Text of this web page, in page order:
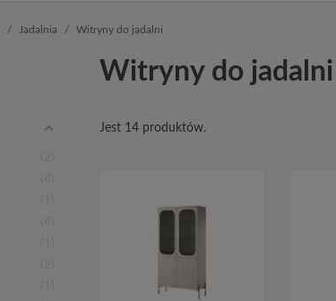
Jadalnia Witryny do jadalni
Witryny do jadalni
Jest 14 produktów.